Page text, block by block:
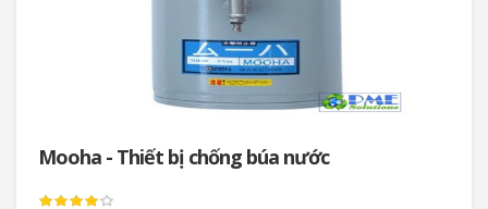
Mooha - Thiết bị chống búa nước